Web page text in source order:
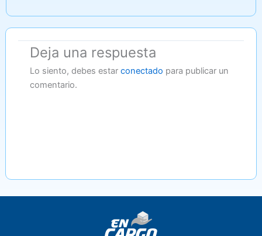
Deja una respuesta
Lo siento, debes estarconectado para publicar un
comentario.